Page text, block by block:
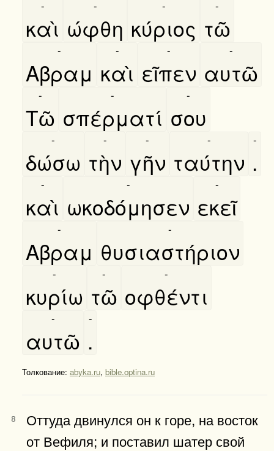
καὶ
-
ώφθη
-
κύριος
-
τῶ
-
Αβραμ
-
καὶ
-
εῖπεν
-
αυτῶ
-
Τῶ
-
σπέρματί
-
σου
-
δώσω
-
τὴν
-
γῆν
-
ταύτην
-
.
-
καὶ
-
ωκοδόμησεν
-
εκεῖ
-
Αβραμ
-
θυσιαστήριον
-
κυρίω
-
τῶ
-
οφθέντι
-
αυτῶ
-
.
-
Толкование: abyka.ru, bible.optina.ru
8
Оттуда двинулся он к горе, на восток
от Вефиля; и поставил шатер свой